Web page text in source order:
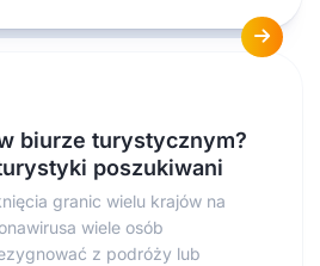
biurze turystycznym?
poszukiwani
granic wielu krajów na
wiele osób
z podróży lub